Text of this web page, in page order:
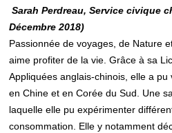
Sarah Perdreau, Service civique
Décembre 2018)
Passionnée de voyages, de Nature
aime profiter de la vie. Grâce à sa
Appliquées anglais-chinois, elle a pu
en Chine et en Corée du Sud. Une
laquelle elle pu expérimenter
consommation. Elle y notamment